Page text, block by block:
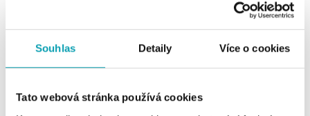
Souhlas Detaily Více o cookies
Tato webová stránka používá cookies